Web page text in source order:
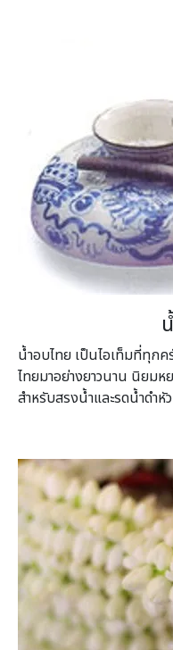
น้ำอบไทย เป็นไอเท็มที่ทุก
ไทยมาอย่างยาวนาน นิยมห
สำหรับสรงน้ำและรดน้ำดำ